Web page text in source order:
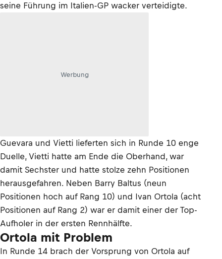
seine Führung im Italien-GP wacker verteidigte.
Werbung
Guevara und Vietti lieferten sich in Runde 10 enge
Duelle, Vietti hatte am Ende die Oberhand, war
damit Sechster und hatte stolze zehn Positionen
herausgefahren. Neben Barry Baltus (neun
Positionen hoch auf Rang 10) und Ivan Ortola (acht
Positionen auf Rang 2) war er damit einer der Top-
Aufholer in der ersten Rennhälfte.
Ortola mit Problem
In Runde 14 brach der Vorsprung von Ortola auf